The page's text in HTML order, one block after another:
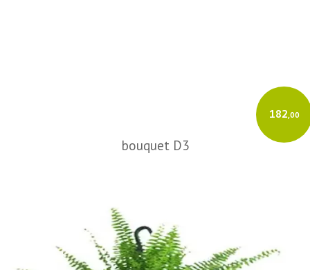
182,00
bouquet D3